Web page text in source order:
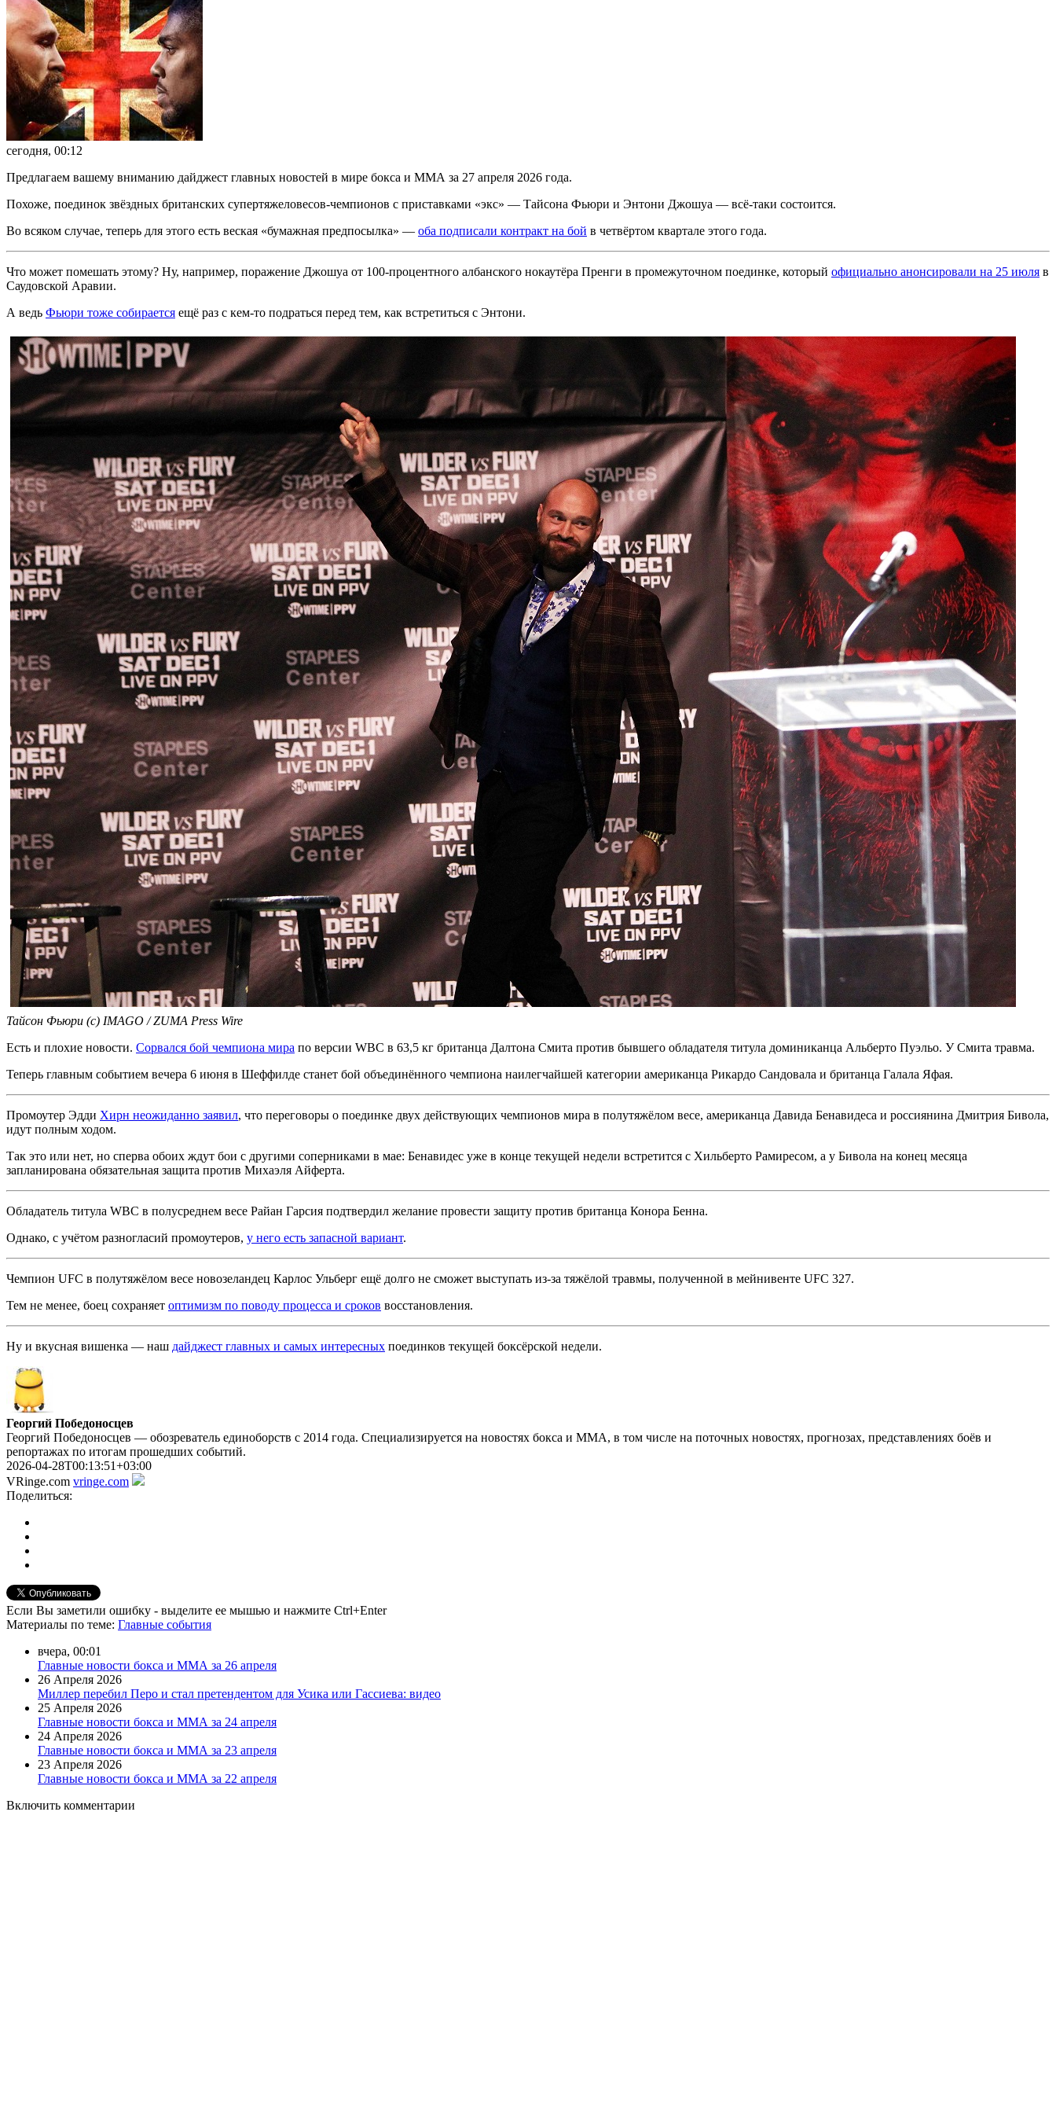
сегодня, 00:12
Предлагаем вашему вниманию дайджест главных новостей в мире бокса и ММА за 27 апреля 2026 года.
Похоже, поединок звёздных британских супертяжеловесов-чемпионов с приставками «экс» — Тайсона Фьюри и Энтони Джошуа — всё-таки состоится.
Во всяком случае, теперь для этого есть веская «бумажная предпосылка» — оба подписали контракт на бой в четвёртом квартале этого года.
Что может помешать этому? Ну, например, поражение Джошуа от 100-процентного албанского нокаутёра Пренги в промежуточном поединке, который официально анонсировали на 25 июля в
Саудовской Аравии.
А ведь Фьюри тоже собирается ещё раз с кем-то подраться перед тем, как встретиться с Энтони.
Тайсон Фьюри (с) IMAGO / ZUMA Press Wire
Есть и плохие новости. Сорвался бой чемпиона мира по версии WBC в 63,5 кг британца Далтона Смита против бывшего обладателя титула доминиканца Альберто Пуэльо. У Смита травма.
Теперь главным событием вечера 6 июня в Шеффилде станет бой объединённого чемпиона наилегчайшей категории американца Рикардо Сандовала и британца Галала Яфая.
Промоутер Эдди Хирн неожиданно заявил, что переговоры о поединке двух действующих чемпионов мира в полутяжёлом весе, американца Давида Бенавидеса и россиянина Дмитрия Бивола,
идут полным ходом.
Так это или нет, но сперва обоих ждут бои с другими соперниками в мае: Бенавидес уже в конце текущей недели встретится с Хильберто Рамиресом, а у Бивола на конец месяца
запланирована обязательная защита против Михаэля Айферта.
Обладатель титула WBC в полусреднем весе Райан Гарсия подтвердил желание провести защиту против британца Конора Бенна.
Однако, с учётом разногласий промоутеров, у него есть запасной вариант.
Чемпион UFC в полутяжёлом весе новозеландец Карлос Ульберг ещё долго не сможет выступать из-за тяжёлой травмы, полученной в мейнивенте UFC 327.
Тем не менее, боец сохраняет оптимизм по поводу процесса и сроков восстановления.
Ну и вкусная вишенка — наш дайджест главных и самых интересных поединков текущей боксёрской недели.
Георгий Победоносцев
Георгий Победоносцев — обозреватель единоборств с 2014 года. Специализируется на новостях бокса и ММА, в том числе на поточных новостях, прогнозах, представлениях боёв и
репортажах по итогам прошедших событий.
2026-04-28T00:13:51+03:00
VRinge.com vringe.com
Поделиться:
Если Вы заметили ошибку - выделите ее мышью и нажмите Ctrl+Enter
Материалы по теме: Главные события
вчера, 00:01
Главные новости бокса и ММА за 26 апреля
26 Апреля 2026
Миллер перебил Перо и стал претендентом для Усика или Гассиева: видео
25 Апреля 2026
Главные новости бокса и ММА за 24 апреля
24 Апреля 2026
Главные новости бокса и ММА за 23 апреля
23 Апреля 2026
Главные новости бокса и ММА за 22 апреля
Включить комментарии